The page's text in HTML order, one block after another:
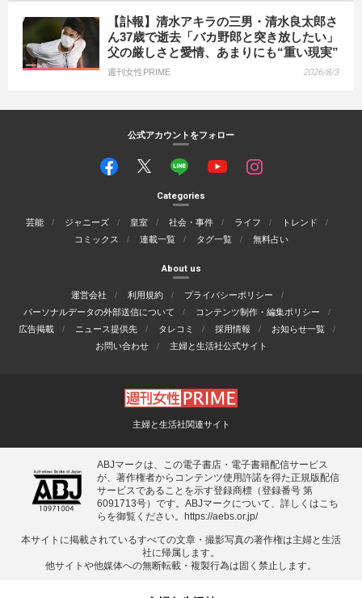
【訃報】清水アキラの三男・清水良太郎さ
ん37歳で逝去「バカ野郎と突き放したい」
父の厳しさと愛情、あまりにも“重い現実”
週刊女性PRIME 2026/8/3
公式アカウントをフォロー
Categories
芸能 ジャニーズ 皇室 社会・事件 ライフ
トレンド
コミックス
連載一覧 タグ一覧 無料占い
About us
運営会社 利用規約
プライバシーポリシー
パーソナルデータの外部送信について
コンテンツ制作・編集ポリシー
広告掲載
ニュース提供先 タレコミ 採用情報
お知らせ一覧
お問い合わせ
主婦と生活社公式サイト
主婦と生活社関連サイト
ABJマークは、この電子書店・電子書籍配信サービス
が、著作権者からコンテンツ使用許諾を得た正規版配信
サービスであることを示す登録商標（登録番号 第
6091713号）です。ABJマークについて、詳しくはこち
らを御覧ください。
https://aebs.or.jp/
本サイトに掲載されているすべての⽂章・撮影写真の著作権は主婦と⽣活
社に帰属します。
他サイトや他媒体への無断転載・複製⾏為は固く禁⽌します。